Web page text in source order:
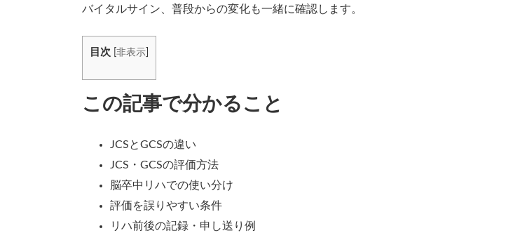
バイタルサイン、普段からの変化も一緒に確認します。
目次 非表示
この記事で分かること
JCSとGCSの違い
JCS・GCSの評価方法
脳卒中リハでの使い分け
評価を誤りやすい条件
リハ前後の記録・申し送り例